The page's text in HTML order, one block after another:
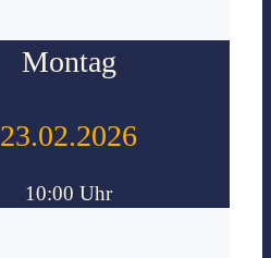
Montag
23.02.2026
10:00 Uhr